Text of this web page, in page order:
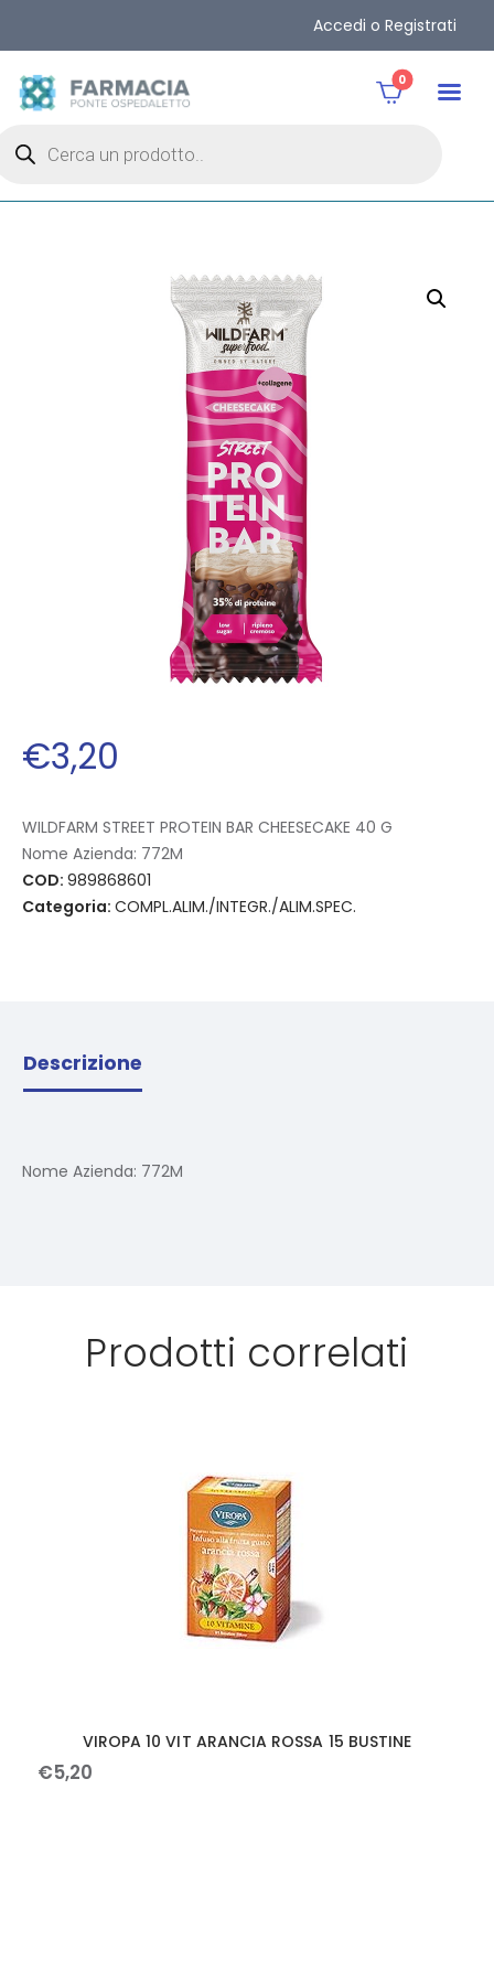
Accedi o Registrati
0
€3,20
WILDFARM STREET PROTEIN BAR CHEESECAKE 40 G
Nome Azienda: 772M
COD: 989868601
Categoria: COMPL.ALIM./INTEGR./ALIM.SPEC.
Descrizione
Nome Azienda: 772M
Prodotti correlati
VIROPA 10 VIT ARANCIA ROSSA 15 BUSTINE
€5,20